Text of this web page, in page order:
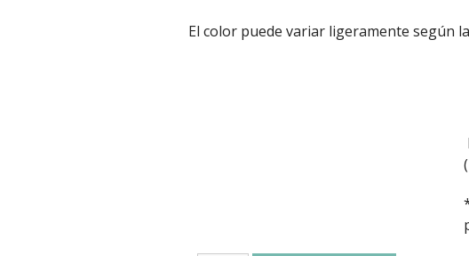
El color puede variar ligeramente según